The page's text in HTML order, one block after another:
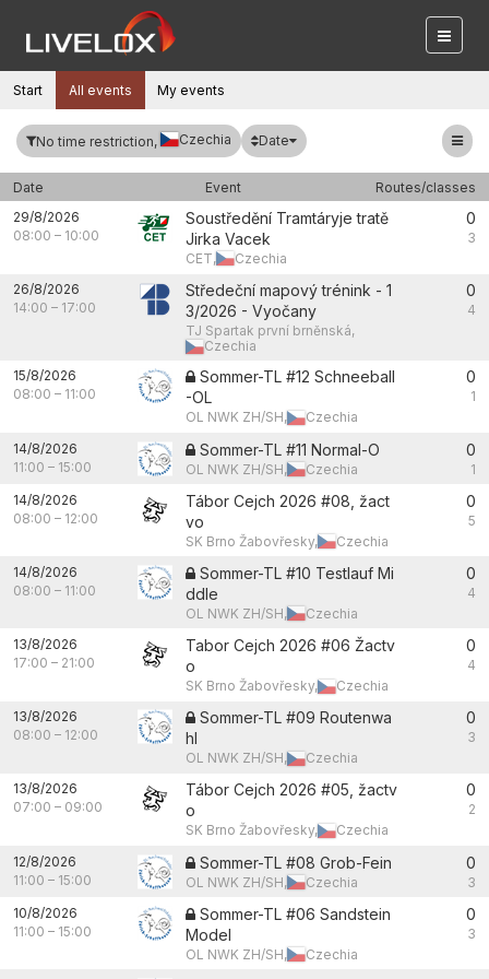
Start All events My events
No time restriction, Czechia Date
Date Event
Routes/classes
29/8/2026
08:00 – 10:00
Soustředění Tramtáryje tratě
Jirka Vacek
CET, Czechia
0
3
26/8/2026
14:00 – 17:00
Středeční mapový trénink - 1
3/2026 - Vyočany
TJ Spartak první brněnská,
Czechia
0
4
15/8/2026
08:00 – 11:00
Sommer-TL #12 Schneeball
-OL
OL NWK ZH/SH, Czechia
0
1
14/8/2026
11:00 – 15:00
Sommer-TL #11 Normal-O
OL NWK ZH/SH, Czechia
0
1
14/8/2026
08:00 – 12:00
Tábor Cejch 2026 #08, žact
vo
SK Brno Žabovřesky, Czechia
0
5
14/8/2026
08:00 – 11:00
Sommer-TL #10 Testlauf Mi
ddle
OL NWK ZH/SH, Czechia
0
4
13/8/2026
17:00 – 21:00
Tabor Cejch 2026 #06 Žactv
o
SK Brno Žabovřesky, Czechia
0
4
13/8/2026
08:00 – 12:00
Sommer-TL #09 Routenwa
hl
OL NWK ZH/SH, Czechia
0
3
13/8/2026
07:00 – 09:00
Tábor Cejch 2026 #05, žactv
o
SK Brno Žabovřesky, Czechia
0
2
12/8/2026
11:00 – 15:00
Sommer-TL #08 Grob-Fein
OL NWK ZH/SH, Czechia
0
3
10/8/2026
11:00 – 15:00
Sommer-TL #06 Sandstein
Model
OL NWK ZH/SH, Czechia
0
3